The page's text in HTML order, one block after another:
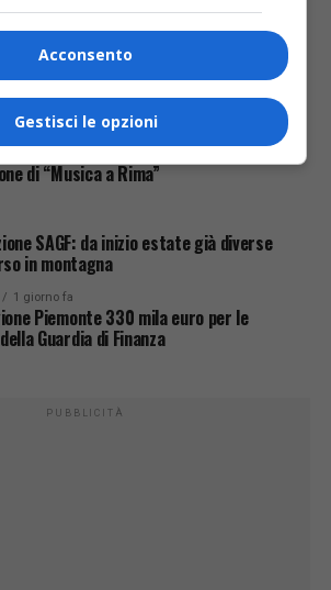
del Sesia: 450.000 euro per la
del patrimonio rurale
5 ore fa
e l’organo Mascioni del 1907 per la
di “Musica a Rima”
SAGF: da inizio estate già diverse
in montagna
1 giorno fa
Piemonte 330 mila euro per le
Guardia di Finanza
PUBBLICITÀ
Acconsento
Gestisci le opzioni